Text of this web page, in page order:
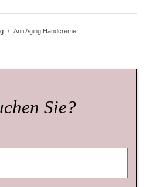
Anti Aging Handcreme
Sie?